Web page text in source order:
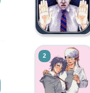
2